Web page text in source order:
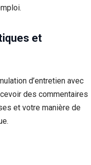
et
d’entretien avec
des commentaires
et votre manière de